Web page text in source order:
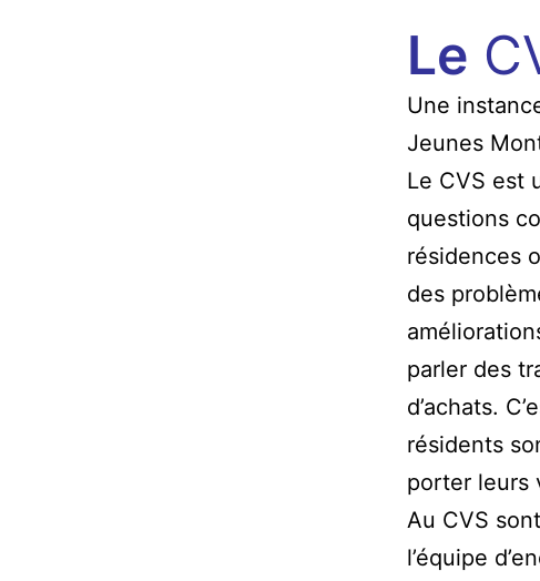
Le
Une
Jeunes
Le CVS est
questions
résidences
des
parler des
d’achats.
résidents
porter leurs
Au CVS
l’équipe